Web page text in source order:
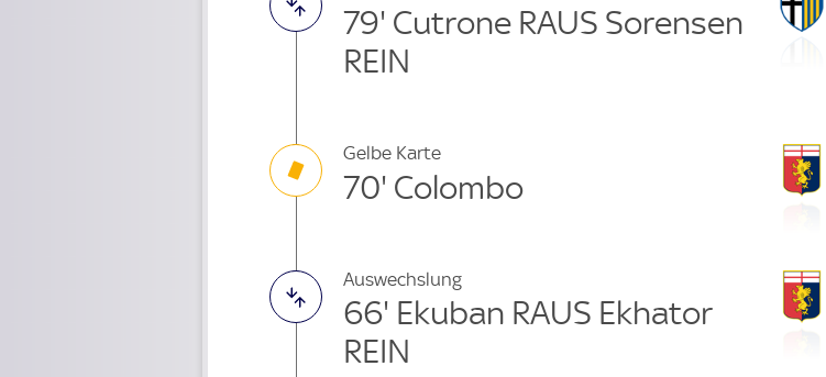
79' Cutrone RAUS Sorensen
REIN
Gelbe Karte
70' Colombo
Auswechslung
66' Ekuban RAUS Ekhator
REIN